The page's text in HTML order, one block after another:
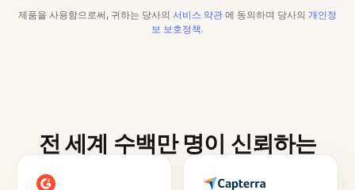
제품을 사용함으로써, 귀하는 당사의 서비스 약관 에 동의하며 당사의 개인정
보 보호정책.
전 세계 수백만 명이 신뢰하는